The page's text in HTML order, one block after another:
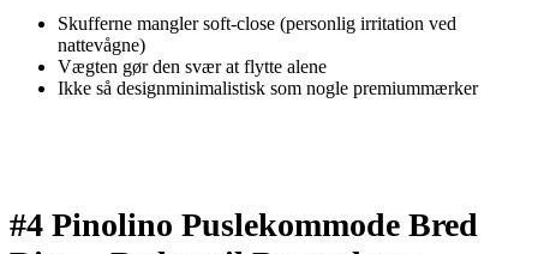
Skufferne mangler soft-close (personlig irritation ved
nattevågne)
Vægten gør den svær at flytte alene
Ikke så designminimalistisk som nogle premiummærker
#4 Pinolino Puslekommode Bred